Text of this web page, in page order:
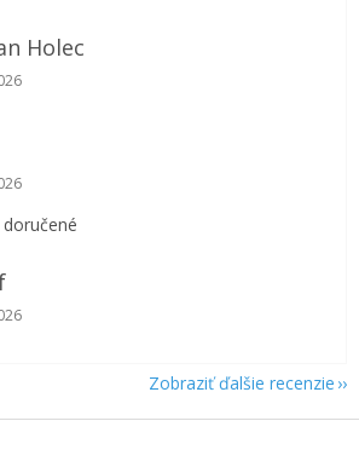
Holec
obchodu je 5 z 5 hviezdičiek.
obchodu je 5 z 5 hviezdičiek.
obchodu je 5 z 5 hviezdičiek.
Zobraziť ďalšie recenzie